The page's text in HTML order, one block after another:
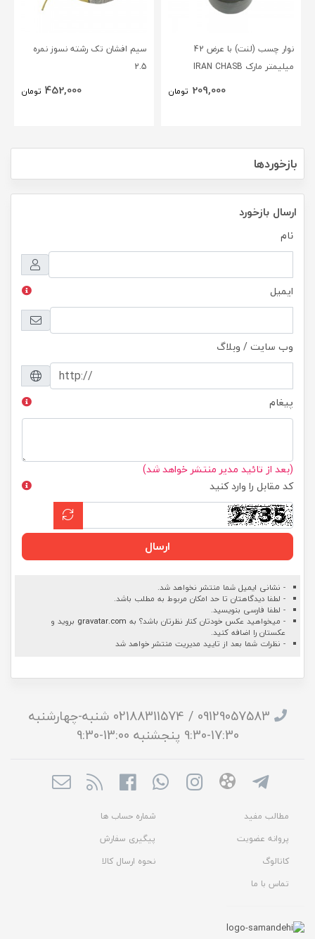
نوار چسب (لنت) با عرض 42
میلیمتر مارک IRAN CHASB
209,000 تومان
سیم افشان تک رشته نسوز نمره
2.5
452,000 تومان
بازخوردها
ارسال بازخورد
نام
ایمیل
وب سایت / وبلاگ
پیغام
(بعد از تائید مدیر منتشر خواهد شد)
کد مقابل را وارد کنید
ارسال
- نشانی ایمیل شما منتشر نخواهد شد.
- لطفا دیدگاهتان تا حد امکان مربوط به مطلب باشد.
- لطفا فارسی بنویسید.
- میخواهید عکس خودتان کنار نظرتان باشد؟ به gravatar.com بروید و
عکستان را اضافه کنید.
- نظرات شما بعد از تایید مدیریت منتشر خواهد شد
09129057583 / 02188311574 شنبه-چهارشنبه
17:30-9:30 پنجشنبه 13:00-9:30
مطالب مفید
شماره حساب ها
پروانه عضویت
پیگیری سفارش
کاتالوگ
نحوه ارسال کالا
تماس با ما